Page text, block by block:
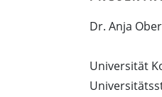
Dr. Anja
Universität